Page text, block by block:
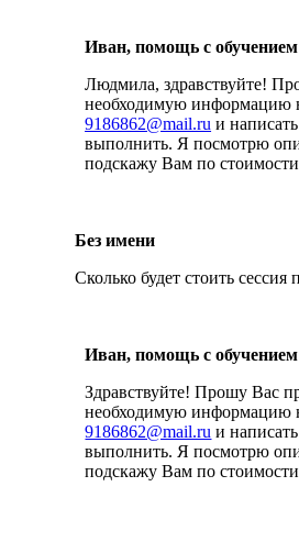
Иван, помощь с обучением
Людмила, здравствуйте!
необходимую информацию
9186862@mail.ru и
выполнить. Я посмотрю
подскажу Вам по
Без имени
Сколько будет стоить сессия
Иван, помощь с обучением
Здравствуйте! Прошу Вас
необходимую информацию
9186862@mail.ru и
выполнить. Я посмотрю
подскажу Вам по